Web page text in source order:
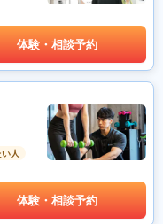
体験・相談予約
人
体験・相談予約